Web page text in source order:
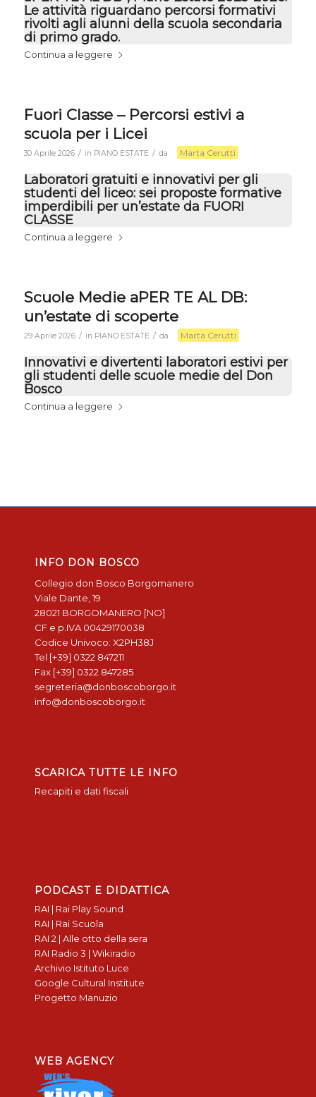
Le attività riguardano percorsi formativi
rivolti agli alunni della scuola secondaria
di primo grado.
Continua a leggere
Fuori Classe – Percorsi estivi a
scuola per i Licei
30 Aprile 2026 / in PIANO ESTATE / da Marta Cerutti
Laboratori gratuiti e innovativi per gli
studenti del liceo: sei proposte formative
imperdibili per un’estate da FUORI
CLASSE
Continua a leggere
Scuole Medie aPER TE AL DB:
un’estate di scoperte
29 Aprile 2026 / in PIANO ESTATE / da Marta Cerutti
Innovativi e divertenti laboratori estivi per
gli studenti delle scuole medie del Don
Bosco
Continua a leggere
INFO DON BOSCO
Collegio don Bosco Borgomanero
Viale Dante, 19
28021 BORGOMANERO [NO]
CF e p.IVA 00429170038
Codice Univoco: X2PH38J
Tel [+39] 0322 847211
Fax [+39] 0322 847285
segreteria@donboscoborgo.it
info@donboscoborgo.it
SCARICA TUTTE LE INFO
Recapiti e dati fiscali
PODCAST E DIDATTICA
RAI | Rai Play Sound
RAI | Rai Scuola
RAI 2 | Alle otto della sera
RAI Radio 3 | Wikiradio
Archivio Istituto Luce
Google Cultural Institute
Progetto Manuzio
WEB AGENCY